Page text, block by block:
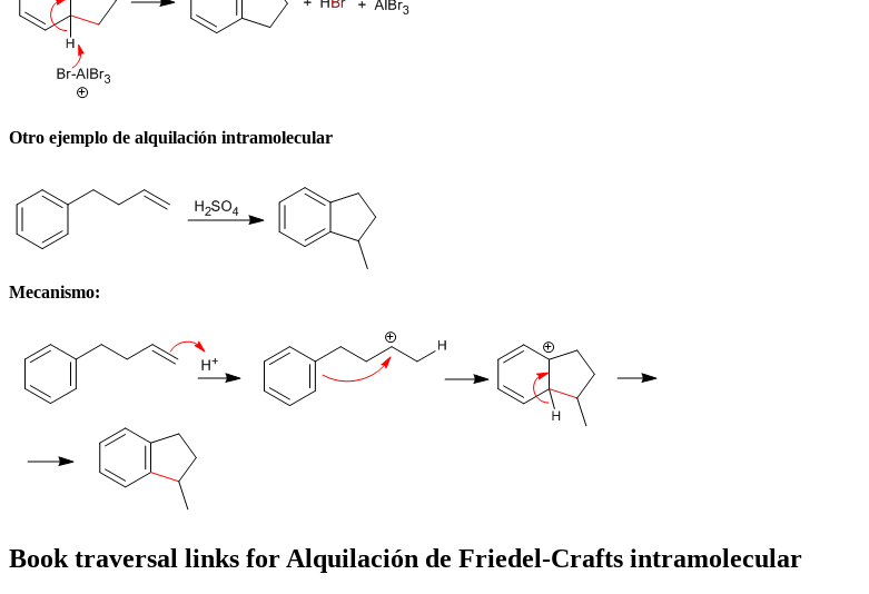
Otro ejemplo de alquilación intramolecular
Mecanismo:
Book traversal links for Alquilación de Friedel-Crafts intramolecular